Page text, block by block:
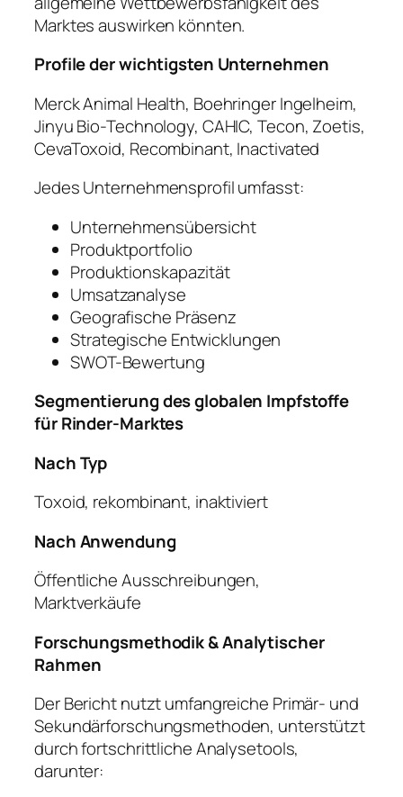
Marktes auswirken könnten.
Profile der wichtigsten Unternehmen
Merck Animal Health, Boehringer Ingelheim,
Jinyu Bio-Technology, CAHIC, Tecon, Zoetis,
CevaToxoid, Recombinant, Inactivated
Jedes Unternehmensprofil umfasst:
Unternehmensübersicht
Produktportfolio
Produktionskapazität
Umsatzanalyse
Geografische Präsenz
Strategische Entwicklungen
SWOT-Bewertung
Segmentierung des globalen Impfstoffe
für Rinder-Marktes
Nach Typ
Toxoid, rekombinant, inaktiviert
Nach Anwendung
Öffentliche Ausschreibungen,
Marktverkäufe
Forschungsmethodik & Analytischer
Rahmen
Der Bericht nutzt umfangreiche Primär- und
Sekundärforschungsmethoden, unterstützt
durch fortschrittliche Analysetools,
darunter: